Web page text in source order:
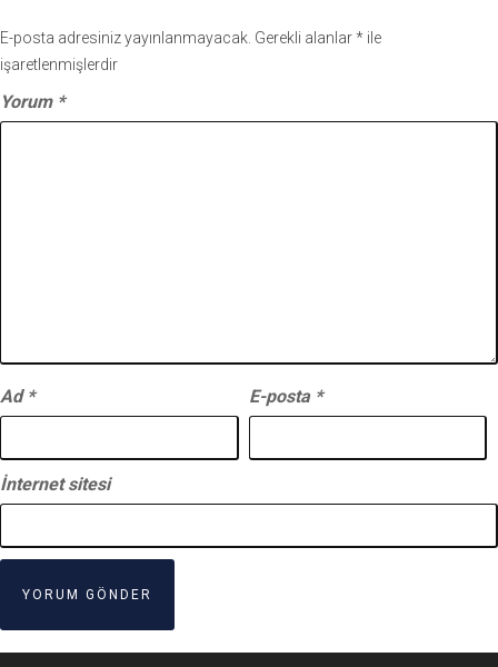
E-posta adresiniz yayınlanmayacak. Gerekli alanlar* ile
işaretlenmişlerdir
Yorum *
Ad * E-posta *
İnternet sitesi